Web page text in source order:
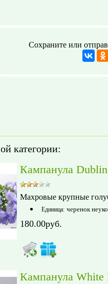
Сохраните или
категории:
Кампанула
Махровые крупные
Единица: черенок
180.00руб.
Кампанула White